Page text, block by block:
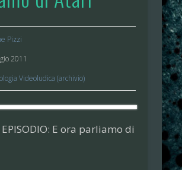
Pizzi
2011
Videoludica (archivio)
E ora parliamo di